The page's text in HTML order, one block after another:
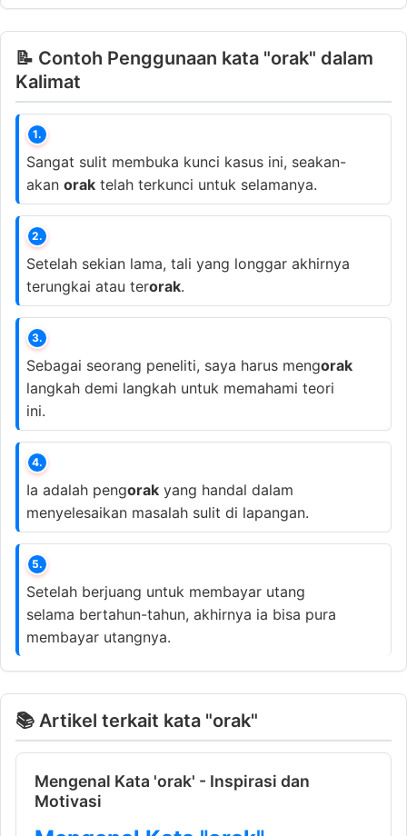
📝 Contoh Penggunaan kata "orak" dalam
Kalimat
1.
Sangat sulit membuka kunci kasus ini, seakan-
akan orak telah terkunci untuk selamanya.
2.
Setelah sekian lama, tali yang longgar akhirnya
terungkai atau terorak.
3.
Sebagai seorang peneliti, saya harus mengorak
langkah demi langkah untuk memahami teori
ini.
4.
Ia adalah pengorak yang handal dalam
menyelesaikan masalah sulit di lapangan.
5.
Setelah berjuang untuk membayar utang
selama bertahun-tahun, akhirnya ia bisa pura
membayar utangnya.
📚 Artikel terkait kata "orak"
Mengenal Kata 'orak' - Inspirasi dan
Motivasi